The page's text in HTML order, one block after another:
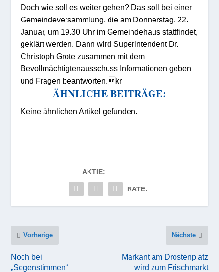
Doch wie soll es weiter gehen? Das soll bei einer
Gemeindeversammlung, die am Donnerstag, 22.
Januar, um 19.30 Uhr im Gemeindehaus stattfindet,
geklärt werden. Dann wird Superintendent Dr.
Christoph Grote zusammen mit dem
Bevollmächtigtenausschuss Informationen geben
und Fragen beantworten.kr
ÄHNLICHE BEITRÄGE:
Keine ähnlichen Artikel gefunden.
AKTIE:
RATE:
Vorherige
Noch bei
„Segenstimmen“
Nächste
Markant am Drostenplatz
wird zum Frischmarkt